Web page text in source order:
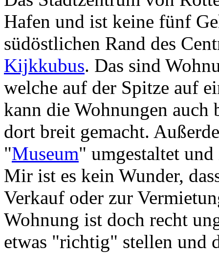
Hafen und ist keine fünf
südöstlichen Rand des
Kijkkubus. Das sind
welche auf der Spitze auf
kann die Wohnungen auch
dort breit gemacht.
"Museum" umgestaltet
Mir ist es kein Wunder,
Verkauf oder zur
Wohnung ist doch recht
etwas "richtig" stellen und